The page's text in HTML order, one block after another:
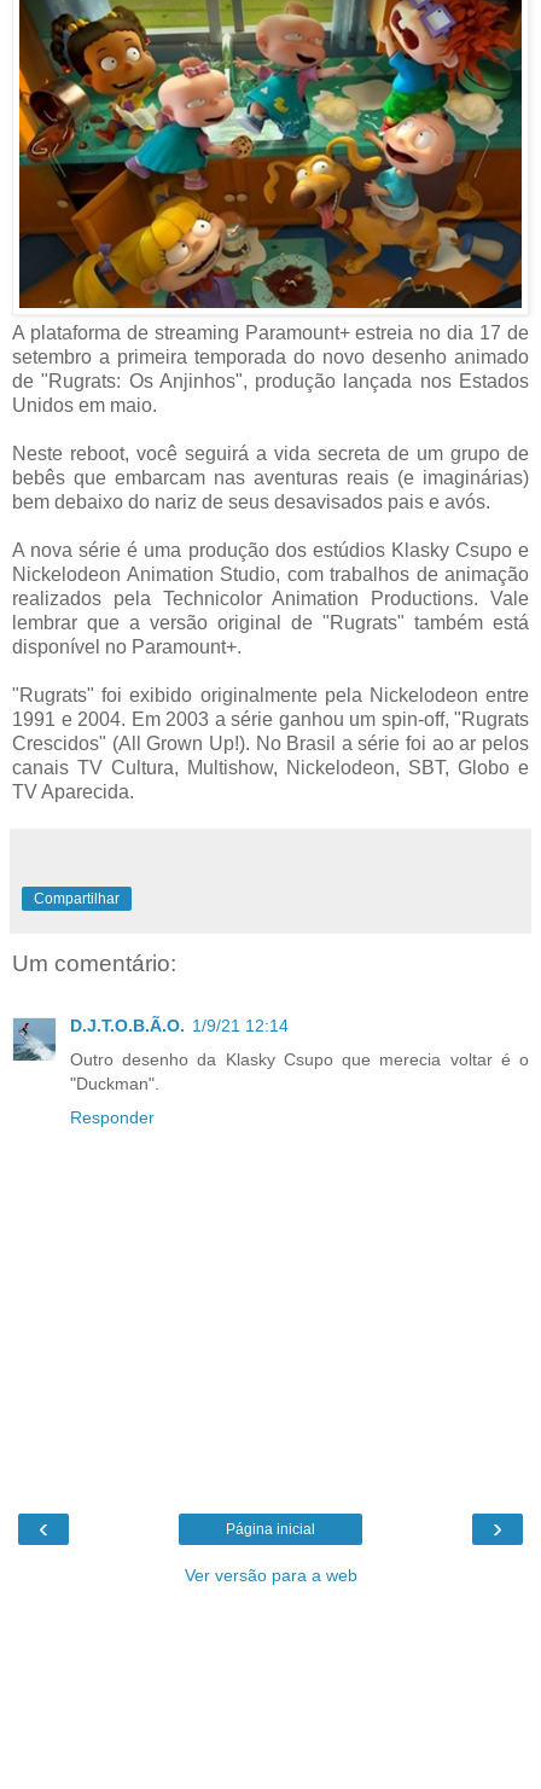
A plataforma de streaming Paramount+ estreia no dia 17 de
setembro a primeira temporada do novo desenho animado
de "Rugrats: Os Anjinhos", produção lançada nos Estados
Unidos em maio.
Neste reboot, você seguirá a vida secreta de um grupo de
bebês que embarcam nas aventuras reais (e imaginárias)
bem debaixo do nariz de seus desavisados pais e avós.
A nova série é uma produção dos estúdios Klasky Csupo e
Nickelodeon Animation Studio, com trabalhos de animação
realizados pela Technicolor Animation Productions. Vale
lembrar que a versão original de "Rugrats" também está
disponível no Paramount+.
"Rugrats" foi exibido originalmente pela Nickelodeon entre
1991 e 2004. Em 2003 a série ganhou um spin-off, "Rugrats
Crescidos" (All Grown Up!). No Brasil a série foi ao ar pelos
canais TV Cultura, Multishow, Nickelodeon, SBT, Globo e
TV Aparecida.
Compartilhar
Um comentário:
D.J.T.O.B.Ã.O. 1/9/21 12:14
Outro desenho da Klasky Csupo que merecia voltar é o
"Duckman".
Responder
‹ ›
Página inicial
Ver versão para a web